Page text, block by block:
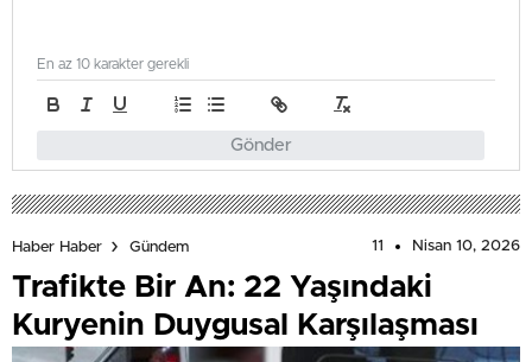
Gönder
En az 10 karakter gerekli
Haber Haber Gündem 11 Nisan 10, 2026
Trafikte Bir An: 22 Yaşındaki
Kuryenin Duygusal Karşılaşması